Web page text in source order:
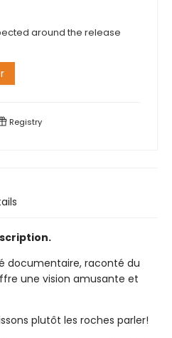
around the release
Registry
documentaire, raconté du
une vision amusante et
plutôt les roches parler!